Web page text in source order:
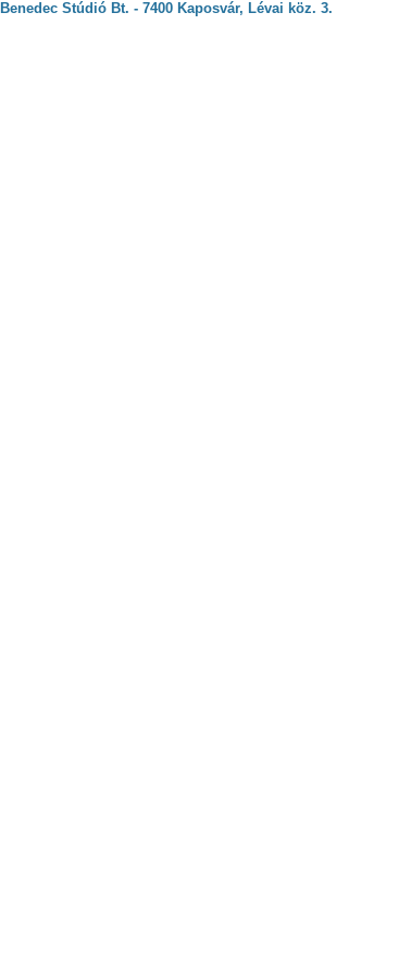
Benedec Stúdió Bt. - 7400 Kaposvár, Lévai köz. 3.